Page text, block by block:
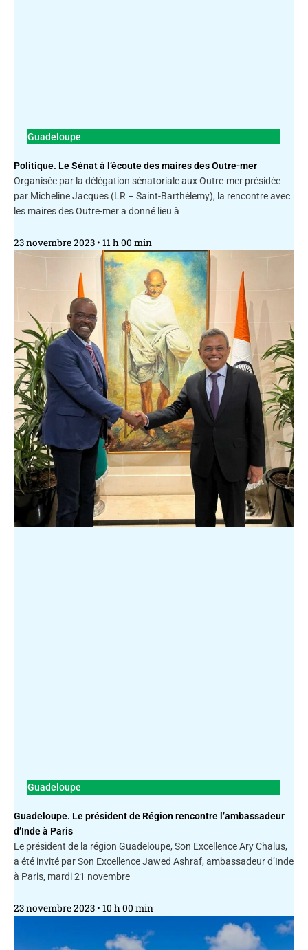
Guadeloupe
Politique. Le Sénat à l’écoute des maires des Outre-mer
Organisée par la délégation sénatoriale aux Outre-mer présidée
par Micheline Jacques (LR – Saint-Barthélemy), la rencontre avec
les maires des Outre-mer a donné lieu à
23 novembre 2023 11 h 00 min
Guadeloupe
Guadeloupe. Le président de Région rencontre l’ambassadeur
d’Inde à Paris
Le président de la région Guadeloupe, Son Excellence Ary Chalus,
a été invité par Son Excellence Jawed Ashraf, ambassadeur d’Inde
à Paris, mardi 21 novembre
23 novembre 2023 10 h 00 min